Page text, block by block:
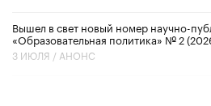
Вышел в свет новый номер научно-
«Образовательная политика» № 2
3 ИЮЛЯ / АНОНС